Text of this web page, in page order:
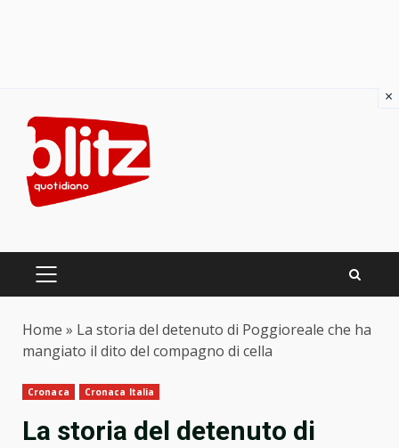
content
PRIMARY
Home » La storia del detenuto di Poggioreale che ha
mangiato il dito del compagno di cella
Cronaca Cronaca Italia
La storia del detenuto di
×